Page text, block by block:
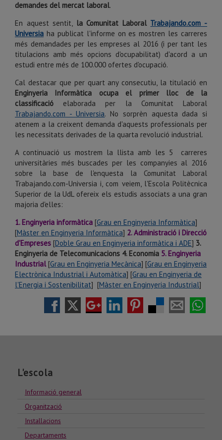
demandes del mercat laboral.
En aquest sentit, la Comunitat Laboral Trabajando.com -
Universia ha publicat l'informe on es mostren les carreres
més demandades per les empreses al 2016 (i per tant les
titulacions amb més opcions d'ocupabilitat) d'acord a un
estudi entre més de 100.000 ofertes d'ocupació.
Cal destacar que per quart any consecutiu, la titulació en
Enginyeria Informàtica ocupa el primer lloc de la
classificació elaborada per la Comunitat Laboral
Trabajando.com - Universia. No sorprèn aquesta dada si
atenem a la creixent demanda d'aquests professionals per
les necessitats derivades de la quarta revolució industrial.
A continuació us mostrem la llista amb les 5 carreres
universitàries més buscades per les companyies al 2016
sobre la base de l'enquesta la Comunitat Laboral
Trabajando.com-Universia i, com veiem, l'Escola Politècnica
Superior de la UdL ofereix els estudis associats a una gran
majoria d'elles:
1. Enginyeria informàtica [Grau en Enginyeria Informàtica]
[Màster en Enginyeria Informàtica] 2. Administració i Direcció
d'Empreses [Doble Grau en Enginyeria informàtica i ADE] 3.
Enginyeria de Telecomunicacions 4. Economia 5. Enginyeria
Industrial[Grau en Enginyeria Mecànica] [Grau en Enginyeria
Electrònica Industrial i Automàtica] [Grau en Enginyeria de
l'Energia i Sostenibilitat] [Màster en Enginyeria Industrial]
L'escola
Informació general
Organització
Installacions
Departaments